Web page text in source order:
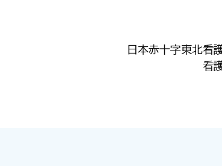
日本赤十字東北看
看